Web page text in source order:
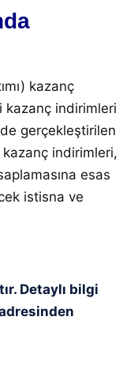
kazanç
kazanç indirimleri
gerçekleştirilen
kazanç indirimleri,
esas
istisna ve
Detaylı bilgi